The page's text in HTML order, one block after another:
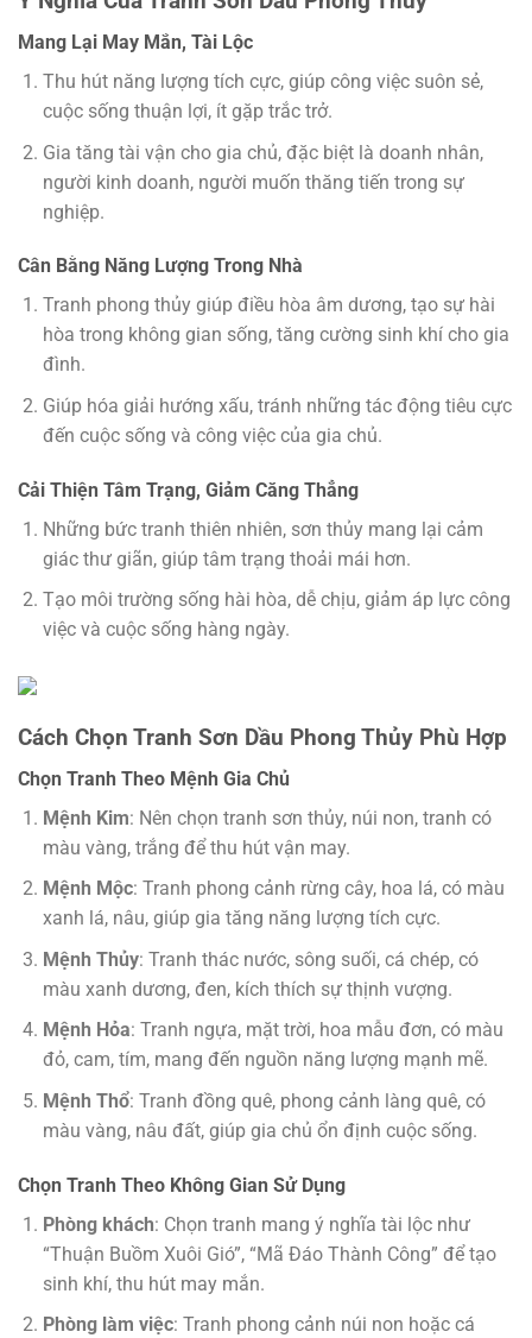
Mang Lại May Mắn, Tài Lộc
Thu hút năng lượng tích cực, giúp công việc suôn sẻ,
cuộc sống thuận lợi, ít gặp trắc trở.
Gia tăng tài vận cho gia chủ, đặc biệt là doanh nhân,
người kinh doanh, người muốn thăng tiến trong sự
nghiệp.
Cân Bằng Năng Lượng Trong Nhà
Tranh phong thủy giúp điều hòa âm dương, tạo sự hài
hòa trong không gian sống, tăng cường sinh khí cho gia
đình.
Giúp hóa giải hướng xấu, tránh những tác động tiêu cực
đến cuộc sống và công việc của gia chủ.
Cải Thiện Tâm Trạng, Giảm Căng Thẳng
Những bức tranh thiên nhiên, sơn thủy mang lại cảm
giác thư giãn, giúp tâm trạng thoải mái hơn.
Tạo môi trường sống hài hòa, dễ chịu, giảm áp lực công
việc và cuộc sống hàng ngày.
Cách Chọn Tranh Sơn Dầu Phong Thủy Phù Hợp
Chọn Tranh Theo Mệnh Gia Chủ
Mệnh Kim: Nên chọn tranh sơn thủy, núi non, tranh có
màu vàng, trắng để thu hút vận may.
Mệnh Mộc: Tranh phong cảnh rừng cây, hoa lá, có màu
xanh lá, nâu, giúp gia tăng năng lượng tích cực.
Mệnh Thủy: Tranh thác nước, sông suối, cá chép, có
màu xanh dương, đen, kích thích sự thịnh vượng.
Mệnh Hỏa: Tranh ngựa, mặt trời, hoa mẫu đơn, có màu
đỏ, cam, tím, mang đến nguồn năng lượng mạnh mẽ.
Mệnh Thổ: Tranh đồng quê, phong cảnh làng quê, có
màu vàng, nâu đất, giúp gia chủ ổn định cuộc sống.
Chọn Tranh Theo Không Gian Sử Dụng
Phòng khách: Chọn tranh mang ý nghĩa tài lộc như
“Thuận Buồm Xuôi Gió”, “Mã Đáo Thành Công” để tạo
sinh khí, thu hút may mắn.
Phòng làm việc: Tranh phong cảnh núi non hoặc cá